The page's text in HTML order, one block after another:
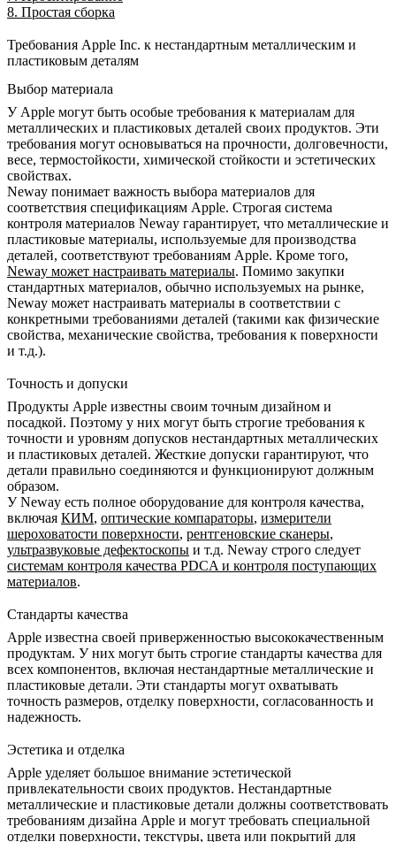
8. Простая сборка
Требования Apple Inc. к нестандартным металлическим и
пластиковым деталям
Выбор материала
У Apple могут быть особые требования к материалам для
металлических и пластиковых деталей своих продуктов. Эти
требования могут основываться на прочности, долговечности,
весе, термостойкости, химической стойкости и эстетических
свойствах.
Neway понимает важность выбора материалов для
соответствия спецификациям Apple. Строгая система
контроля материалов Neway гарантирует, что металлические и
пластиковые материалы, используемые для производства
деталей, соответствуют требованиям Apple. Кроме того,
Neway может настраивать материалы. Помимо закупки
стандартных материалов, обычно используемых на рынке,
Neway может настраивать материалы в соответствии с
конкретными требованиями деталей (такими как физические
свойства, механические свойства, требования к поверхности
и т.д.).
Точность и допуски
Продукты Apple известны своим точным дизайном и
посадкой. Поэтому у них могут быть строгие требования к
точности и уровням допусков нестандартных металлических
и пластиковых деталей. Жесткие допуски гарантируют, что
детали правильно соединяются и функционируют должным
образом.
У Neway есть полное оборудование для контроля качества,
включая КИМ, оптические компараторы, измерители
шероховатости поверхности, рентгеновские сканеры,
ультразвуковые дефектоскопы и т.д. Neway строго следует
системам контроля качества PDCA и контроля поступающих
материалов.
Стандарты качества
Apple известна своей приверженностью высококачественным
продуктам. У них могут быть строгие стандарты качества для
всех компонентов, включая нестандартные металлические и
пластиковые детали. Эти стандарты могут охватывать
точность размеров, отделку поверхности, согласованность и
надежность.
Эстетика и отделка
Apple уделяет большое внимание эстетической
привлекательности своих продуктов. Нестандартные
металлические и пластиковые детали должны соответствовать
требованиям дизайна Apple и могут требовать специальной
отделки поверхности, текстуры, цвета или покрытий для